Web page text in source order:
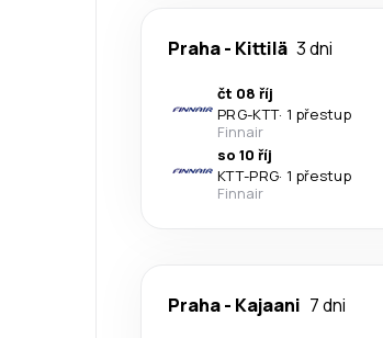
Praha- Kittilä 3 dni
čt 08 říj
PRG-KTT· 1 přestup
Finnair
so 10 říj
KTT-PRG· 1 přestup
Finnair
Praha- Kajaani 7 dni